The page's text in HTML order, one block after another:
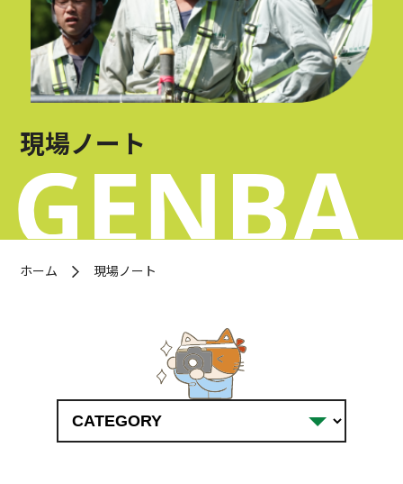
協力会社の皆様へ
OFFICIAL SNS
現場ノート
ホーム 現場ノート